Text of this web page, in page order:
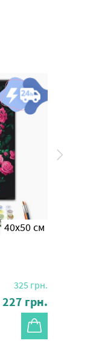
40x50 см
325 грн.
227 грн.